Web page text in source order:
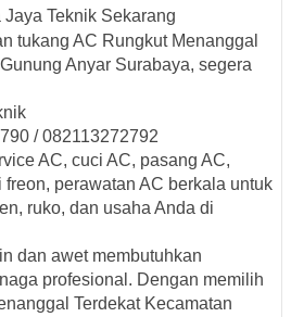
Teknik Sekarang
tukang AC Rungkut Menanggal
Anyar Surabaya, segera
/ 082113272792
AC, cuci AC, pasang AC,
perawatan AC berkala untuk
ruko, dan usaha Anda di
dan awet membutuhkan
profesional. Dengan memilih
Terdekat Kecamatan